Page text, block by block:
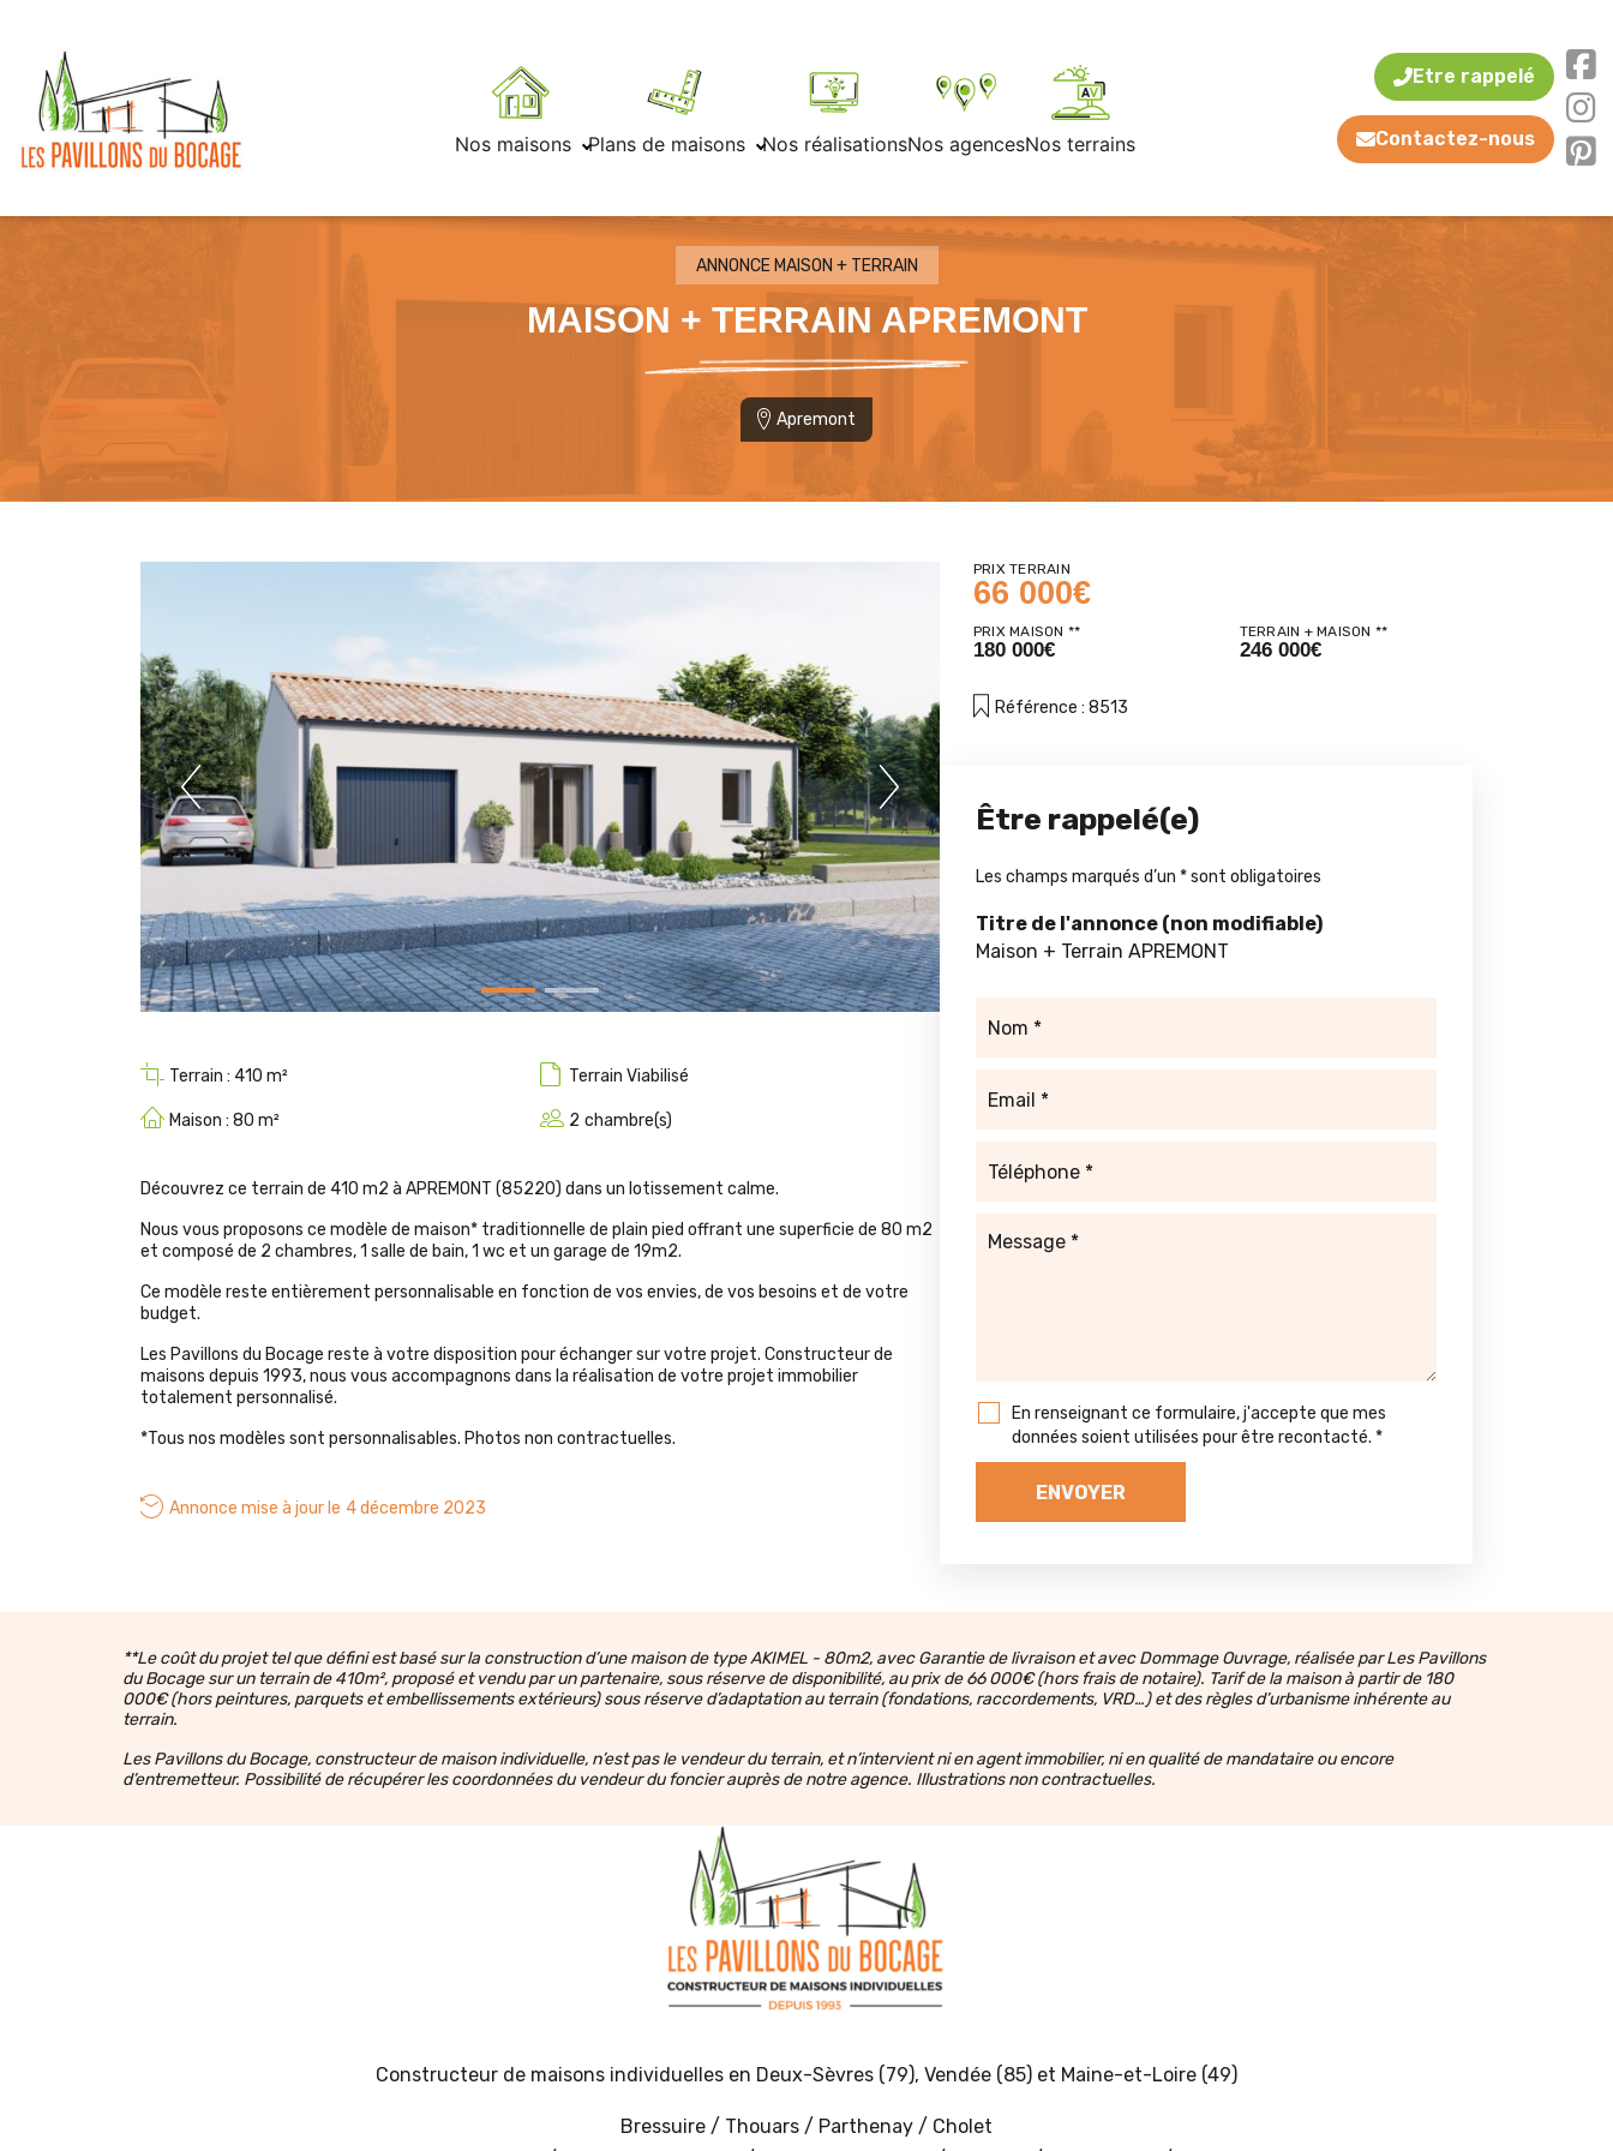
Nos maisons Plans de maisons Nos réalisationsNos agencesNos terrains
Etre rappelé
Contactez-nous
ANNONCE MAISON + TERRAIN
MAISON + TERRAIN APREMONT
Apremont
Previous Next
PRIX TERRAIN
66 000€
PRIX MAISON **
180 000€
TERRAIN + MAISON **
246 000€
Référence : 8513
Terrain : 410 Terrain Viabilisé
Maison : 80 chambre(s)
2
Découvrez ce terrain de 410 m2 à APREMONT (85220) dans un lotissement calme.
Nous vous proposons ce modèle de maison* traditionnelle de plain pied offrant une superficie de 80 m2
et composé de 2 chambres, 1 salle de bain, 1 wc et un garage de 19m2.
Ce modèle reste entièrement personnalisable en fonction de vos envies, de vos besoins et de votre
budget.
Les Pavillons du Bocage reste à votre disposition pour échanger sur votre projet. Constructeur de
maisons depuis 1993, nous vous accompagnons dans la réalisation de votre projet immobilier
totalement personnalisé.
*Tous nos modèles sont personnalisables. Photos non contractuelles.
Annonce mise à jour le 4 décembre 2023
Être rappelé(e)
Les champs marqués d’un *sont obligatoires
Titre de l'annonce (non modifiable)
En renseignant ce formulaire, j'accepte que mes
données soient utilisées pour être recontacté. *
**Le coût du projet tel que défini est basé sur la construction d’une maison de type AKIMEL - 80m2, avec Garantie de livraison et avec Dommage Ouvrage, réalisée par Les Pavillons
du Bocage sur un terrain de 410m², proposé et vendu par un partenaire, sous réserve de disponibilité, au prix de 66 000€ (hors frais de notaire). Tarif de la maison à partir de 180
000€ (hors peintures, parquets et embellissements extérieurs) sous réserve d’adaptation au terrain (fondations, raccordements, VRD…) et des règles d’urbanisme inhérente au
terrain.
Les Pavillons du Bocage, constructeur de maison individuelle, n’est pas le vendeur du terrain, et n’intervient ni en agent immobilier, ni en qualité de mandataire ou encore
d’entremetteur. Possibilité de récupérer les coordonnées du vendeur du foncier auprès de notre agence. Illustrations non contractuelles.
Constructeur de maisons individuelles en Deux-Sèvres (79), Vendée (85) et Maine-et-Loire (49)
Bressuire / Thouars / Parthenay / Cholet